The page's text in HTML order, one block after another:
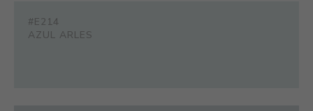
#E214
AZUL ARLES